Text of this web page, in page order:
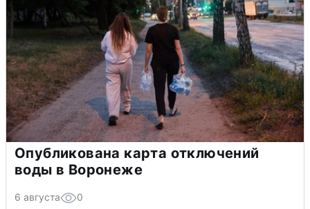
Опубликована карта отключений
воды в Воронеже
6 августа 0